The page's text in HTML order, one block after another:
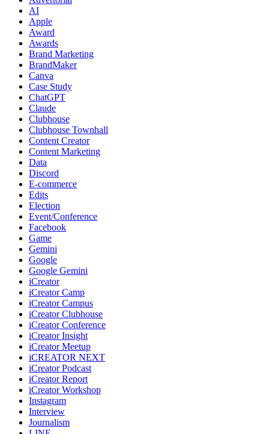
AI
Apple
Award
Awards
Brand Marketing
BrandMaker
Canva
Case Study
ChatGPT
Claude
Clubhouse
Clubhouse Townhall
Content Creator
Content Marketing
Data
Discord
E-commerce
Edits
Election
Event/Conference
Facebook
Game
Gemini
Google
Google Gemini
iCreator
iCreator Camp
iCreator Campus
iCreator Clubhouse
iCreator Conference
iCreator Insight
iCreator Meetup
iCREATOR NEXT
iCreator Podcast
iCreator Report
iCreator Workshop
Instagram
Interview
Journalism